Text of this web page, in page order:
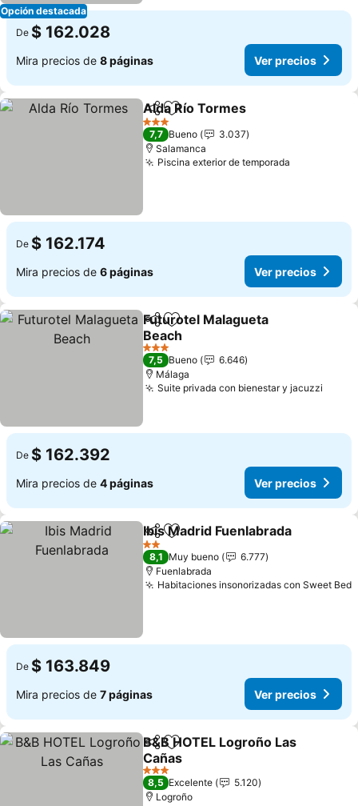
Opción destacada
De $ 162.028
Mira precios de 8 páginas Ver precios
CompartirAgregar a favoritos
Alda Río Tormes
3 Estrellas
7,7 Bueno
3.037
Salamanca
Piscina exterior de temporada
De $ 162.174
Mira precios de 6 páginas Ver precios
CompartirAgregar a favoritos
Futurotel Malagueta
Beach
3 Estrellas
7,5 Bueno
6.646
Málaga
Suite privada con bienestar y jacuzzi
De $ 162.392
Mira precios de 4 páginas Ver precios
CompartirAgregar a favoritos
Ibis Madrid Fuenlabrada
2 Estrellas
8,1 Muy bueno
6.777
Fuenlabrada
Habitaciones insonorizadas con Sweet Bed
De $ 163.849
Mira precios de 7 páginas Ver precios
CompartirAgregar a favoritos
B&B HOTEL Logroño Las
Cañas
3 Estrellas
8,5 Excelente
5.120
Logroño